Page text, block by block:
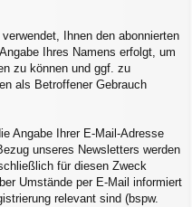
Ihnen den abonnierten
Ihres Namens erfolgt, um
zu können und ggf. zu
als Betroffener Gebrauch
Angabe Ihrer E-Mail-Adresse
unseres Newsletters werden
für diesen Zweck
Umstände per E-Mail informiert
relevant sind (bspw.